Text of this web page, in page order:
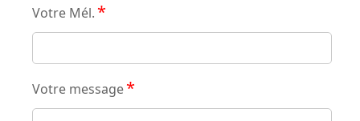
Votre Mél. *
Votre message*